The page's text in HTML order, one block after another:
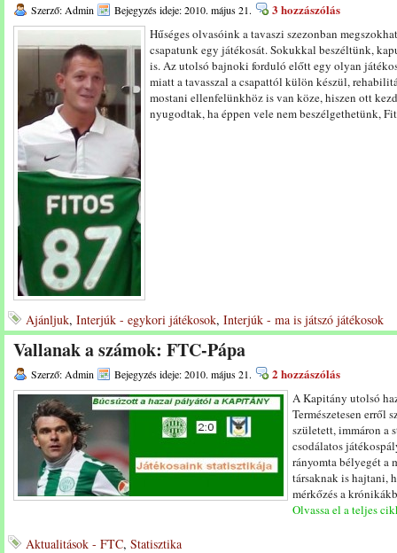
Szerző: Admin Bejegyzés ideje: 2010. május 21. 3 hozzászólás
Hűséges olvasóink a tavaszi szezonban
csapatunk egy játékosát. Sokukkal beszéltünk,
is. Az utolsó bajnoki forduló előtt egy olyan
miatt a tavasszal a csapattól külön készül,
mostani ellenfelünkhöz is van köze, hiszen ott
nyugodtak, ha éppen vele nem beszélgethetünk,
Ajánljuk, Interjúk - egykori játékosok, Interjúk - ma is játszó játékosok
Vallanak a számok: FTC-Pápa
Szerző: Admin Bejegyzés ideje: 2010. május 21. 2 hozzászólás
A Kapitány utolsó
Természetesen erről
született, immáron a
csodálatos
rányomta bélyegét a
társaknak is hajtani,
mérkőzés a
Olvassa el a teljes
Aktualitások - FTC, Statisztika